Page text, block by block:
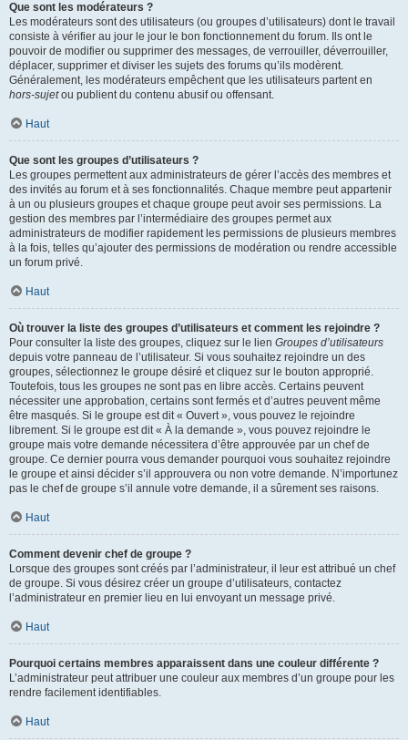
Que sont les modérateurs ?
Les modérateurs sont des utilisateurs (ou groupes d’utilisateurs) dont le travail
consiste à vérifier au jour le jour le bon fonctionnement du forum. Ils ont le
pouvoir de modifier ou supprimer des messages, de verrouiller, déverrouiller,
déplacer, supprimer et diviser les sujets des forums qu’ils modèrent.
Généralement, les modérateurs empêchent que les utilisateurs partent en
hors-sujetou publient du contenu abusif ou offensant.
Haut
Que sont les groupes d’utilisateurs ?
Les groupes permettent aux administrateurs de gérer l’accès des membres et
des invités au forum et à ses fonctionnalités. Chaque membre peut appartenir
à un ou plusieurs groupes et chaque groupe peut avoir ses permissions. La
gestion des membres par l’intermédiaire des groupes permet aux
administrateurs de modifier rapidement les permissions de plusieurs membres
à la fois, telles qu’ajouter des permissions de modération ou rendre accessible
un forum privé.
Haut
Où trouver la liste des groupes d’utilisateurs et comment les rejoindre ?
Pour consulter la liste des groupes, cliquez sur le lien Groupes d’utilisateurs
depuis votre panneau de l’utilisateur. Si vous souhaitez rejoindre un des
groupes, sélectionnez le groupe désiré et cliquez sur le bouton approprié.
Toutefois, tous les groupes ne sont pas en libre accès. Certains peuvent
nécessiter une approbation, certains sont fermés et d’autres peuvent même
être masqués. Si le groupe est dit « Ouvert », vous pouvez le rejoindre
librement. Si le groupe est dit « À la demande », vous pouvez rejoindre le
groupe mais votre demande nécessitera d’être approuvée par un chef de
groupe. Ce dernier pourra vous demander pourquoi vous souhaitez rejoindre
le groupe et ainsi décider s’il approuvera ou non votre demande. N’importunez
pas le chef de groupe s’il annule votre demande, il a sûrement ses raisons.
Haut
Comment devenir chef de groupe ?
Lorsque des groupes sont créés par l’administrateur, il leur est attribué un chef
de groupe. Si vous désirez créer un groupe d’utilisateurs, contactez
l’administrateur en premier lieu en lui envoyant un message privé.
Haut
Pourquoi certains membres apparaissent dans une couleur différente ?
L’administrateur peut attribuer une couleur aux membres d’un groupe pour les
rendre facilement identifiables.
Haut